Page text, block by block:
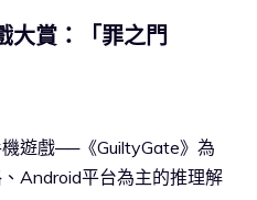
大賞：「罪之門
遊戲──《GuiltyGate》為
Android平台為主的推理解